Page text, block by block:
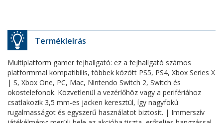
Termékleírás
Multiplatform gamer fejhallgató: ez a fejhallgató számos
platformmal kompatibilis, többek között PS5, PS4, Xbox Series X
| S, Xbox One, PC, Mac, Nintendo Switch 2, Switch és
okostelefonok. Közvetlenül a vezérlőhöz vagy a perifériához
csatlakozik 3,5 mm-es jacken keresztül, így nagyfokú
rugalmasságot és egyszerű használatot biztosít. | Immerszív